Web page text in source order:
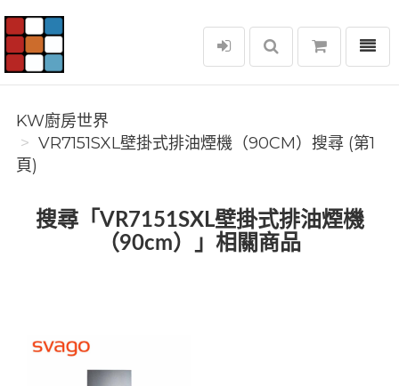
KW廚房世界
選單
KW廚房世界
VR7151SXL壁掛式排油煙機（90CM）搜尋 (第1
頁)
搜尋「VR7151SXL壁掛式排油煙機
（90cm）」相關商品